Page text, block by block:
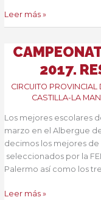
Circuito
Provincial
Cuenca
Leer más »
2017.
CIRCUITO PROVINCIAL
CASTILLA-LA
Los mejores escolares
marzo en el Albergue
decimos los mejores de
seleccionados por la
Palermo así como los
Campeonato
Leer más »